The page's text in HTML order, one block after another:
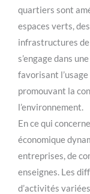
quartiers sont
espaces verts,
infrastructures
s’engage dans
favorisant
promouvant la
l’environnement.
En ce qui
économique
entreprises, de
enseignes. Les
d’activités